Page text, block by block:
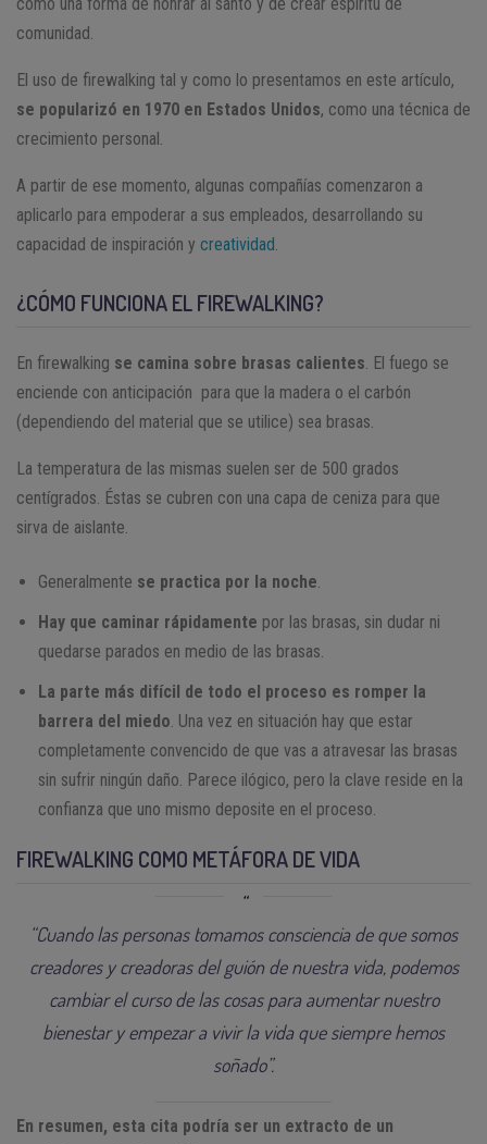
comunidad.
El uso de firewalking tal y como lo presentamos en este artículo,
se popularizó en 1970 en Estados Unidos, como una técnica de
crecimiento personal.
A partir de ese momento, algunas compañías comenzaron a
aplicarlo para empoderar a sus empleados, desarrollando su
capacidad de inspiración y creatividad
¿CÓMO FUNCIONA EL FIREWALKING?
En firewalking se camina sobre brasas calientes . El fuego se
enciende con anticipación para que la madera o el carbón
(dependiendo del material que se utilice) sea brasas.
La temperatura de las mismas suelen ser de 500 grados
centígrados. Éstas se cubren con una capa de ceniza para que
sirva de aislante.
Generalmente se practica por la noche
Hay que caminar rápidamente por las brasas, sin dudar ni
quedarse parados en medio de las brasas.
La parte más difícil de todo el proceso es romper la
barrera del miedo . Una vez en situación hay que estar
completamente convencido de que vas a atravesar las brasas
sin sufrir ningún daño. Parece ilógico, pero la clave reside en la
confianza que uno mismo deposite en el proceso.
FIREWALKING COMO METÁFORA DE VIDA
“Cuando las personas tomamos consciencia de que somos
creadores y creadoras del guión de nuestra vida, podemos
cambiar el curso de las cosas para aumentar nuestro
bienestar y empezar a vivir la vida que siempre hemos
soñado”.
En resumen, esta cita podría ser un extracto de un